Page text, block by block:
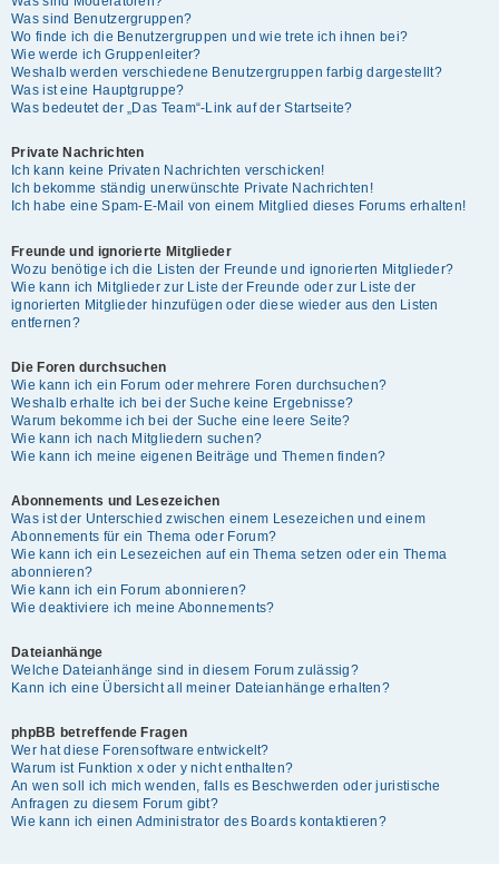
Was sind Benutzergruppen?
Wo finde ich die Benutzergruppen und wie trete ich ihnen bei?
Wie werde ich Gruppenleiter?
Weshalb werden verschiedene Benutzergruppen farbig dargestellt?
Was ist eine Hauptgruppe?
Was bedeutet der „Das Team“-Link auf der Startseite?
Private Nachrichten
Ich kann keine Privaten Nachrichten verschicken!
Ich bekomme ständig unerwünschte Private Nachrichten!
Ich habe eine Spam-E-Mail von einem Mitglied dieses Forums erhalten!
Freunde und ignorierte Mitglieder
Wozu benötige ich die Listen der Freunde und ignorierten Mitglieder?
Wie kann ich Mitglieder zur Liste der Freunde oder zur Liste der
ignorierten Mitglieder hinzufügen oder diese wieder aus den Listen
entfernen?
Die Foren durchsuchen
Wie kann ich ein Forum oder mehrere Foren durchsuchen?
Weshalb erhalte ich bei der Suche keine Ergebnisse?
Warum bekomme ich bei der Suche eine leere Seite?
Wie kann ich nach Mitgliedern suchen?
Wie kann ich meine eigenen Beiträge und Themen finden?
Abonnements und Lesezeichen
Was ist der Unterschied zwischen einem Lesezeichen und einem
Abonnements für ein Thema oder Forum?
Wie kann ich ein Lesezeichen auf ein Thema setzen oder ein Thema
abonnieren?
Wie kann ich ein Forum abonnieren?
Wie deaktiviere ich meine Abonnements?
Dateianhänge
Welche Dateianhänge sind in diesem Forum zulässig?
Kann ich eine Übersicht all meiner Dateianhänge erhalten?
phpBB betreffende Fragen
Wer hat diese Forensoftware entwickelt?
Warum ist Funktion x oder y nicht enthalten?
An wen soll ich mich wenden, falls es Beschwerden oder juristische
Anfragen zu diesem Forum gibt?
Wie kann ich einen Administrator des Boards kontaktieren?